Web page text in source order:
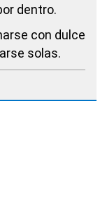
dentro.
con dulce
solas.